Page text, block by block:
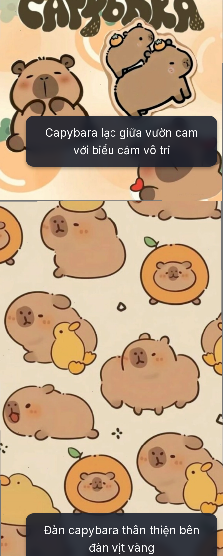
Capybara lạc giữa vườn cam
với biểu cảm vô tri
Đang mởhttps://issiloo.edu.vn/anh-vo-tri-meme
Đàn capybara thân thiện bên
đàn vịt vàng